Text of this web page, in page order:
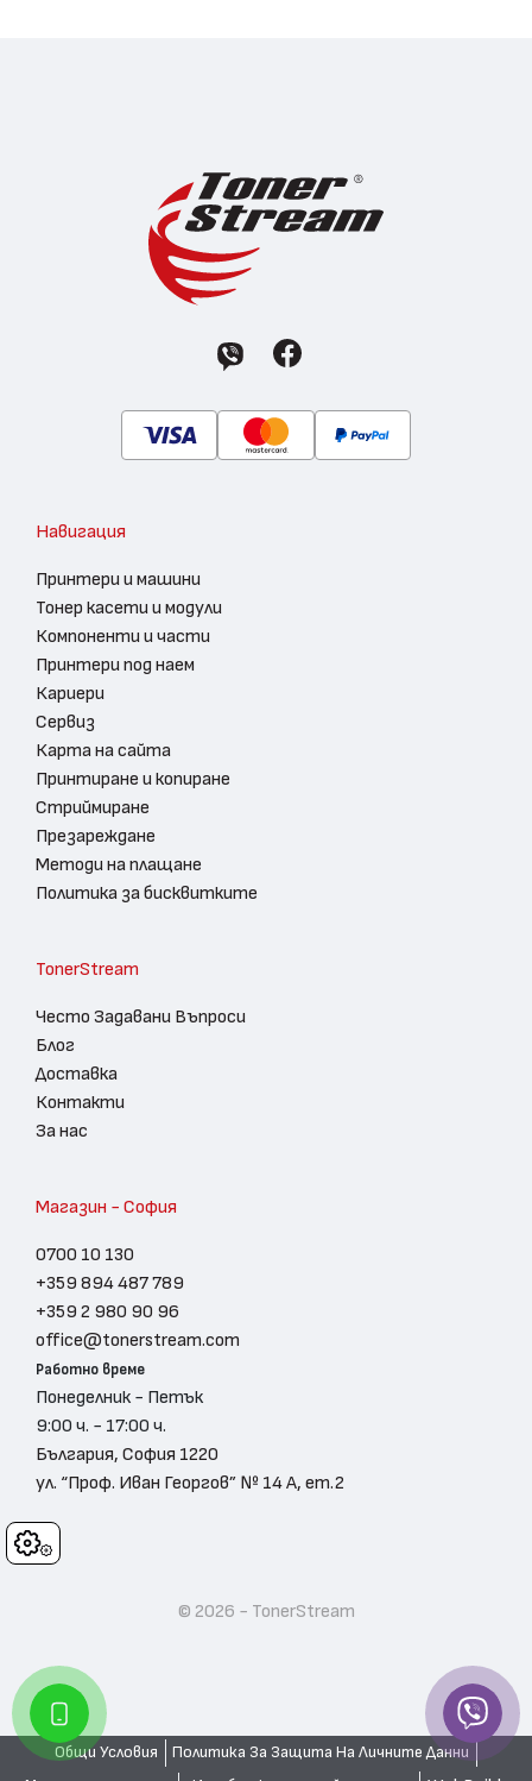
Cookies
Навигация
Принтери и машини
Тонер касети и модули
Компоненти и части
Принтери под наем
Кариери
Сервиз
Карта на сайта
Принтиране и копиране
Стриймиране
Презареждане
Методи на плащане
Политика за бисквитките
TonerStream
Често Задавани Въпроси
Блог
Доставка
Контакти
За нас
Магазин - София
0700 10 130
+359 894 487 789
+359 2 980 90 96
office@tonerstream.com
Работно време
Понеделник - Петък
9:00 ч. - 17:00 ч.
България, София 1220
ул. “Проф. Иван Георгов” № 14 А, ет.2
© 2026 - TonerStream
Общи Условия
Политика За Защита На Личните Данни